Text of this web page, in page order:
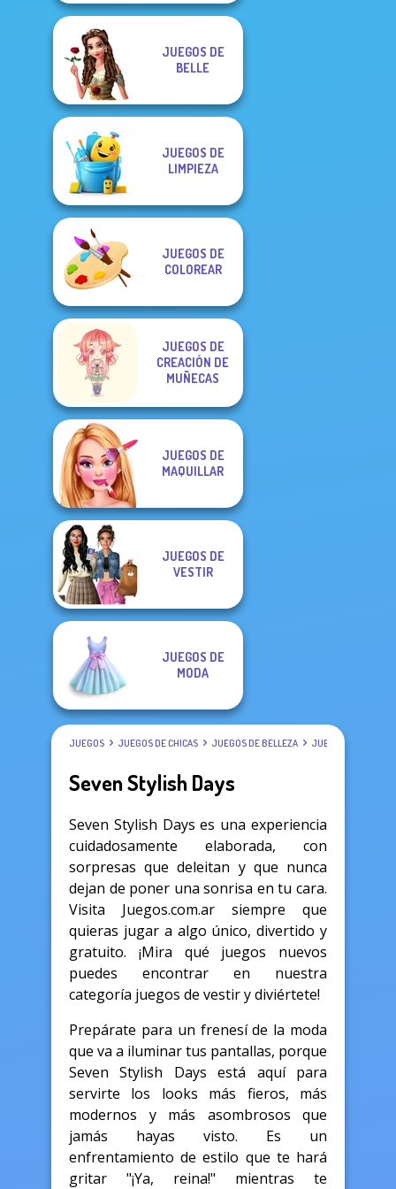
JUEGOS DE
BELLE
JUEGOS DE
LIMPIEZA
JUEGOS DE
COLOREAR
JUEGOS DE
CREACIÓN DE
MUÑECAS
JUEGOS DE
MAQUILLAR
JUEGOS DE
VESTIR
JUEGOS DE
MODA
JUEGOS JUEGOS DE CHICAS JUEGOS DE BELLEZA JUEGOS DE VESTIR
Seven Stylish Days
Seven Stylish Days es una experiencia
cuidadosamente elaborada, con
sorpresas que deleitan y que nunca
dejan de poner una sonrisa en tu cara.
Visita Juegos.com.ar siempre que
quieras jugar a algo único, divertido y
gratuito. ¡Mira qué juegos nuevos
puedes encontrar en nuestra
categoría juegos de vestir y diviértete!
Prepárate para un frenesí de la moda
que va a iluminar tus pantallas, porque
Seven Stylish Days está aquí para
servirte los looks más fieros, más
modernos y más asombrosos que
jamás hayas visto. Es un
enfrentamiento de estilo que te hará
gritar "¡Ya, reina!" mientras te